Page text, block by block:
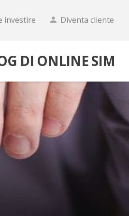
investire person Diventa cliente
DI ONLINE SIM